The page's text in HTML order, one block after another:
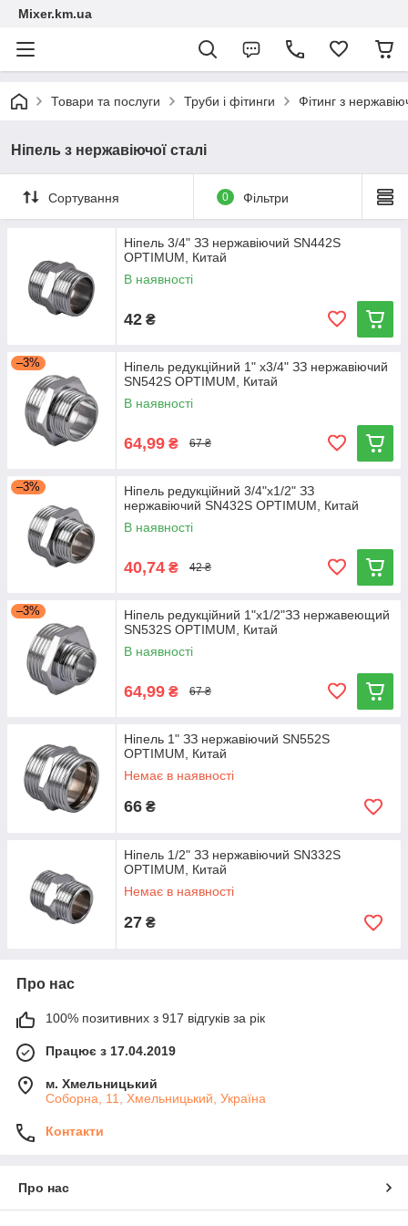
Mixer.km.ua
Товари та послуги Труби і фітинги Фітинг з
Ніпель з нержавіючої сталі
Сортування 0 Фільтри
Ніпель 3/4" ЗЗ нержавіючий SN442S
OPTIMUM, Китай
В наявності
42 ₴
–3%
Ніпель редукційний 1" х3/4" ЗЗ нержавіючий
SN542S OPTIMUM, Китай
В наявності
64,99 ₴ 67 ₴
–3%
Ніпель редукційний 3/4"х1/2" ЗЗ
нержавіючий SN432S OPTIMUM, Китай
В наявності
40,74 ₴ 42 ₴
–3%
Ніпель редукційний 1"х1/2"ЗЗ нержавеющий
SN532S OPTIMUM, Китай
В наявності
64,99 ₴ 67 ₴
Ніпель 1" ЗЗ нержавіючий SN552S
OPTIMUM, Китай
Немає в наявності
66 ₴
Ніпель 1/2" ЗЗ нержавіючий SN332S
OPTIMUM, Китай
Немає в наявності
27 ₴
Про нас
100% позитивних з 917 відгуків за рік
Працює з 17.04.2019
м. Хмельницький
Соборна, 11, Хмельницький, Україна
Контакти
Про нас